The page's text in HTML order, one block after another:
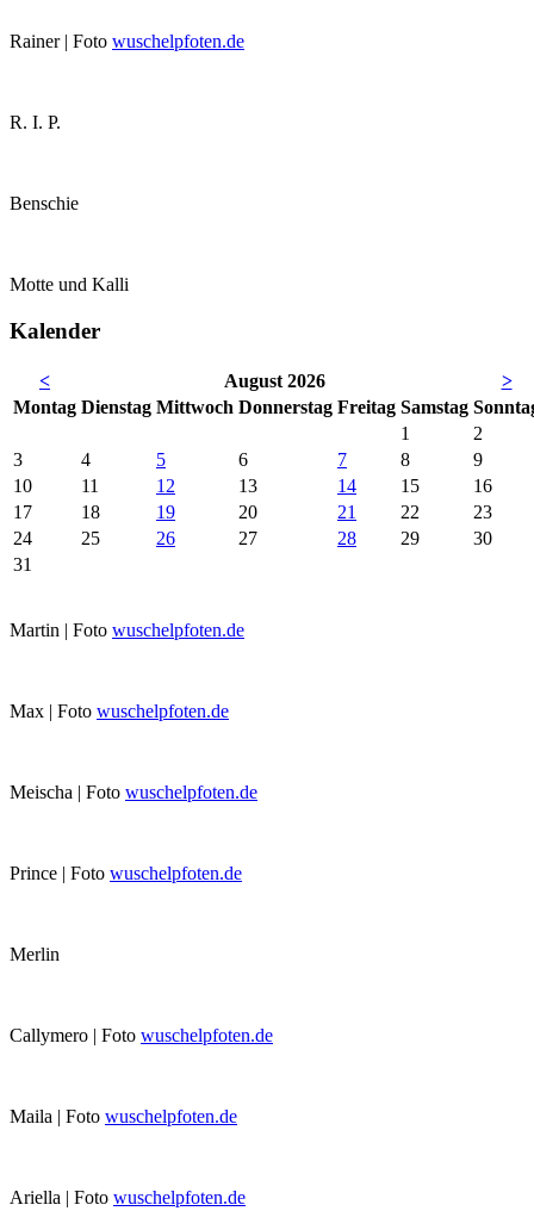
Rainer | Foto wuschelpfoten.de
R. I. P.
Benschie
Motte und Kalli
Kalender
< August 2026
>
Montag Dienstag Mittwoch Donnerstag Freitag Samstag So
1
2
3
4 5 6 7 8
9
10
11 12 13 14 15
16
17
18 19 20 21 22
23
24
25 26 27 28 29
30
31
Martin | Foto wuschelpfoten.de
Max | Foto wuschelpfoten.de
Meischa | Foto wuschelpfoten.de
Prince | Foto wuschelpfoten.de
Merlin
Callymero | Foto wuschelpfoten.de
Maila | Foto wuschelpfoten.de
Ariella | Foto wuschelpfoten.de